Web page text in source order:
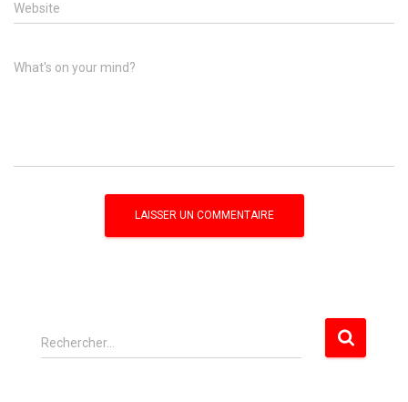
Website
What's on your mind?
R
e
Rechercher…